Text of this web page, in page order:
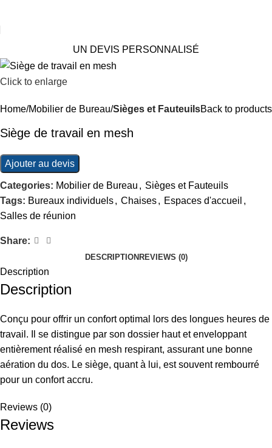
UN DEVIS PERSONNALISÉ
Click to enlarge
Home Mobilier de Bureau Sièges et FauteuilsBack to products
Siège de travail en mesh
Ajouter au devis
Categories: Mobilier de Bureau , Sièges et Fauteuils
Tags: Bureaux individuels, Chaises, Espaces d'accueil ,
Salles de réunion
Share:
DESCRIPTION REVIEWS (0)
Description
Description
Conçu pour offrir un confort optimal lors des longues heures de
travail. Il se distingue par son dossier haut et enveloppant
entièrement réalisé en mesh respirant, assurant une bonne
aération du dos. Le siège, quant à lui, est souvent rembourré
pour un confort accru.
Reviews (0)
Reviews